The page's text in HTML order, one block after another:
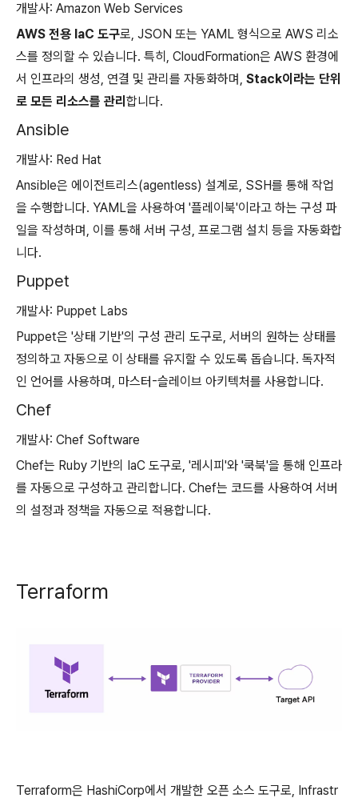
개발사: Amazon Web Services
AWS 전용 IaC 도구로, JSON 또는 YAML 형식으로 AWS 리소
스를 정의할 수 있습니다. 특히, CloudFormation은 AWS 환경에
서 인프라의 생성, 연결 및 관리를 자동화하며, Stack이라는 단위
로 모든 리소스를 관리 합니다.
Ansible
개발사: Red Hat
Ansible은 에이전트리스(agentless) 설계로, SSH를 통해 작업
을 수행합니다. YAML을 사용하여 '플레이북'이라고 하는 구성 파
일을 작성하며, 이를 통해 서버 구성, 프로그램 설치 등을 자동화합
니다.
Puppet
개발사: Puppet Labs
Puppet은 '상태 기반'의 구성 관리 도구로, 서버의 원하는 상태를
정의하고 자동으로 이 상태를 유지할 수 있도록 돕습니다. 독자적
인 언어를 사용하며, 마스터-슬레이브 아키텍처를 사용합니다.
Chef
개발사: Chef Software
Chef는 Ruby 기반의 IaC 도구로, '레시피'와 '쿡북'을 통해 인프라
를 자동으로 구성하고 관리합니다. Chef는 코드를 사용하여 서버
의 설정과 정책을 자동으로 적용합니다.
Terraform
Terraform은 HashiCorp에서 개발한 오픈 소스 도구로, Infrastr